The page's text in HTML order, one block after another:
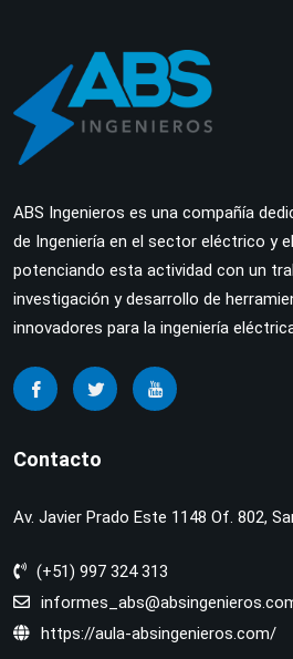
ABS Ingenieros es una compañía
de Ingeniería en el sector eléctrico y
potenciando esta actividad con un
investigación y desarrollo de
innovadores para la ingeniería
Contacto
Av. Javier Prado Este 1148 Of. 802,
(+51) 997 324 313
https://aula-absingenieros.com/